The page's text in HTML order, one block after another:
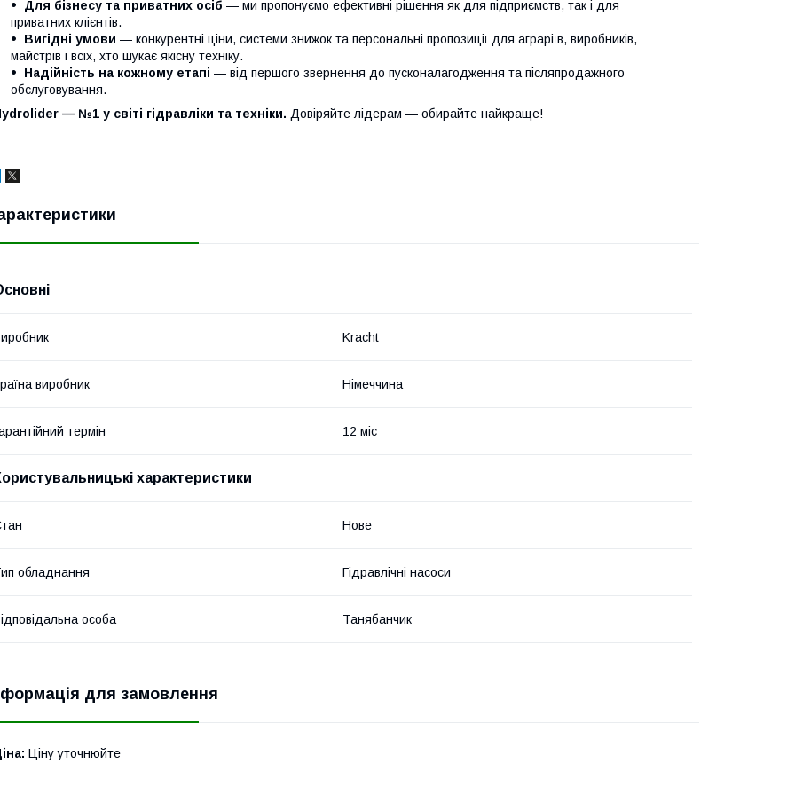
Для бізнесу та приватних осіб — ми пропонуємо ефективні рішення як для підприємств, так і для
приватних клієнтів.
Вигідні умови — конкурентні ціни, системи знижок та персональні пропозиції для аграріїв, виробників,
майстрів і всіх, хто шукає якісну техніку.
Надійність на кожному етапі — від першого звернення до пусконалагодження та післяпродажного
обслуговування.
— №1 у світі гідравліки та техніки. Довіряйте лідерам — обирайте найкраще!
Kracht
виробник Німеччина
термін 12 міс
характеристики
Нове
обладнання Гідравлічні насоси
особа Танябанчик
для замовлення
Ціну уточнюйте